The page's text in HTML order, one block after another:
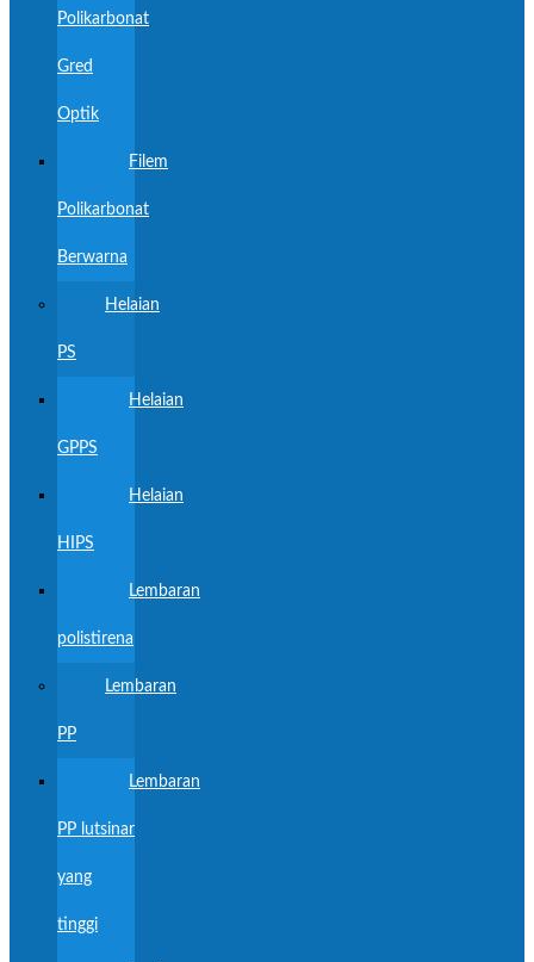
Polikarbonat
Gred
Optik
Filem
Polikarbonat
Berwarna
Helaian
PS
Helaian
GPPS
Helaian
HIPS
Lembaran
polistirena
Lembaran
PP
Lembaran
PP lutsinar
yang
tinggi